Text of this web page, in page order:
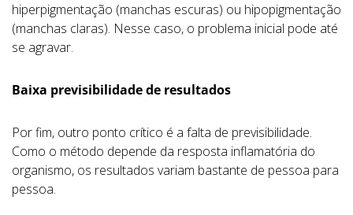
hiperpigmentação (manchas escuras) ou hipopigmentação
(manchas claras). Nesse caso, o problema inicial pode até
se agravar.
Baixa previsibilidade de resultados
Por fim, outro ponto crítico é a falta de previsibilidade.
Como o método depende da resposta inflamatória do
organismo, os resultados variam bastante de pessoa para
pessoa.